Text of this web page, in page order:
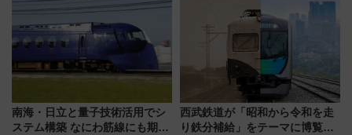
送の目覚まし時計など通販・販
売店舗まとめ
南海・日立と量子技術活用でシ
ステム構築 なにわ筋線にも期待
西武鉄道が「昭和から令和を走
り鉄分補給」をテーマに博覧会